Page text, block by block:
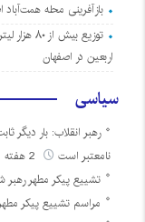
بازآفرینی محله همت‌آباد اصفهان با احداث
توزیع
اربعین در اصفهان
سیاسی
رهبر انقلاب: بار
نامعتبر است
تشییع پیکر مطهر رهبر
مراسم تشییع پیکر